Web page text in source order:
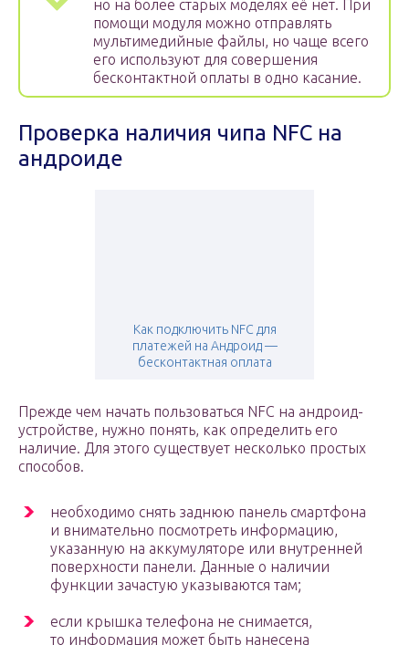
но на более старых моделях её нет. При
помощи модуля можно отправлять
мультимедийные файлы, но чаще всего
его используют для совершения
бесконтактной оплаты в одно касание.
Проверка наличия чипа NFC на
андроиде
Как подключить NFC для
платежей на Андроид —
бесконтактная оплата
Прежде чем начать пользоваться NFC на андроид-
устройстве, нужно понять, как определить его
наличие. Для этого существует несколько простых
способов.
необходимо снять заднюю панель смартфона
и внимательно посмотреть информацию,
указанную на аккумуляторе или внутренней
поверхности панели. Данные о наличии
функции зачастую указываются там;
если крышка телефона не снимается,
то информация может быть нанесена